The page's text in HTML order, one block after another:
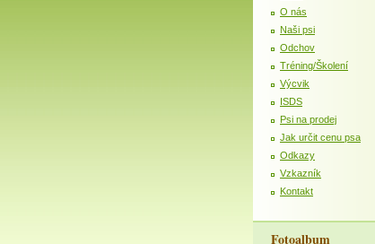
O nás
Naši psi
Odchov
Tréning/Školení
Výcvik
ISDS
Psi na prodej
Jak určit cenu psa
Odkazy
Vzkazník
Kontakt
Fotoalbum